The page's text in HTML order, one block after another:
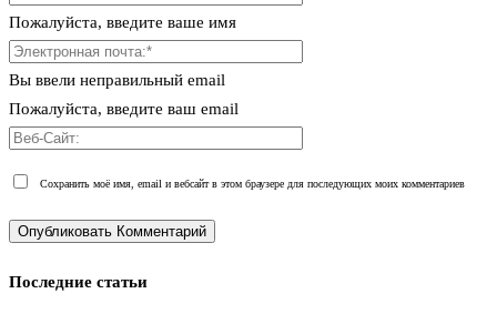
Пожалуйста, введите ваше имя
Вы ввели неправильный email
Пожалуйста, введите ваш email
Сохранить моё имя, email и вебсайт в этом браузере для последующих моих комментариев
Последние статьи